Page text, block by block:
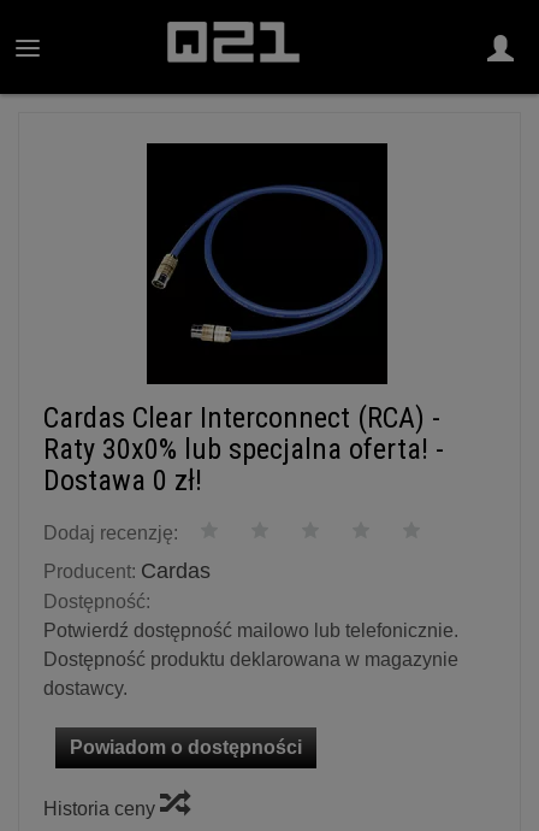
Cardas Clear Interconnect (RCA) -
Raty 30x0% lub specjalna oferta! -
Dostawa 0 zł!
Dodaj recenzję:
Producent: Cardas
Dostępność:
Potwierdź dostępność mailowo lub telefonicznie.
Dostępność produktu deklarowana w magazynie
dostawcy.
Powiadom o dostępności
Historia ceny